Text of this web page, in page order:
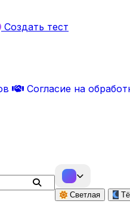
Создать тест
Согласие на
Светлая